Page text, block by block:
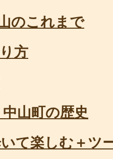
のこれまで
方
山町の歴史
て楽しむ＋ツ